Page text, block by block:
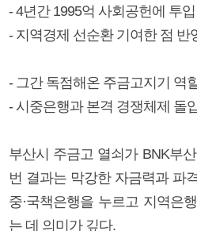
- 4년간 1995억 사회공헌에 투입
- 지역경제 선순환 기여한 점 반
- 그간 독점해온 주금고지기 역
- 시중은행과 본격 경쟁체제 돌
부산시 주금고 열쇠가 BNK부
번 결과는 막강한 자금력과 파
중·국책은행을 누르고 지역은
는 데 의미가 깊다.